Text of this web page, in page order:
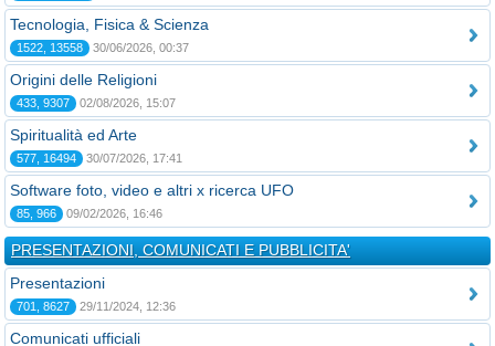
Tecnologia, Fisica & Scienza
1522, 13558 30/06/2026, 00:37
Origini delle Religioni
433, 9307 02/08/2026, 15:07
Spiritualità ed Arte
577, 16494 30/07/2026, 17:41
Software foto, video e altri x ricerca UFO
85, 966 09/02/2026, 16:46
PRESENTAZIONI, COMUNICATI E PUBBLICITA'
Presentazioni
701, 8627 29/11/2024, 12:36
Comunicati ufficiali